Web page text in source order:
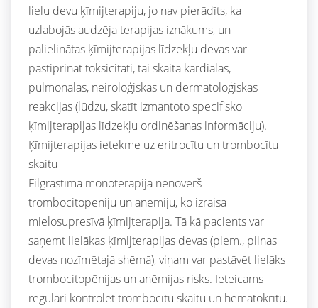
lielu devu ķīmijterapiju, jo nav pierādīts, ka
uzlabojās audzēja terapijas iznākums, un
palielinātas ķīmijterapijas līdzekļu devas var
pastiprināt toksicitāti, tai skaitā kardiālas,
pulmonālas, neiroloģiskas un dermatoloģiskas
reakcijas (lūdzu, skatīt izmantoto specifisko
ķīmijterapijas līdzekļu ordinēšanas informāciju).
Ķīmijterapijas ietekme uz eritrocītu un trombocītu
skaitu
Filgrastīma monoterapija nenovērš
trombocitopēniju un anēmiju, ko izraisa
mielosupresīvā ķīmijterapija. Tā kā pacients var
saņemt lielākas ķīmijterapijas devas (piem., pilnas
devas nozīmētajā shēmā), viņam var pastāvēt lielāks
trombocitopēnijas un anēmijas risks. Ieteicams
regulāri kontrolēt trombocītu skaitu un hematokrītu.